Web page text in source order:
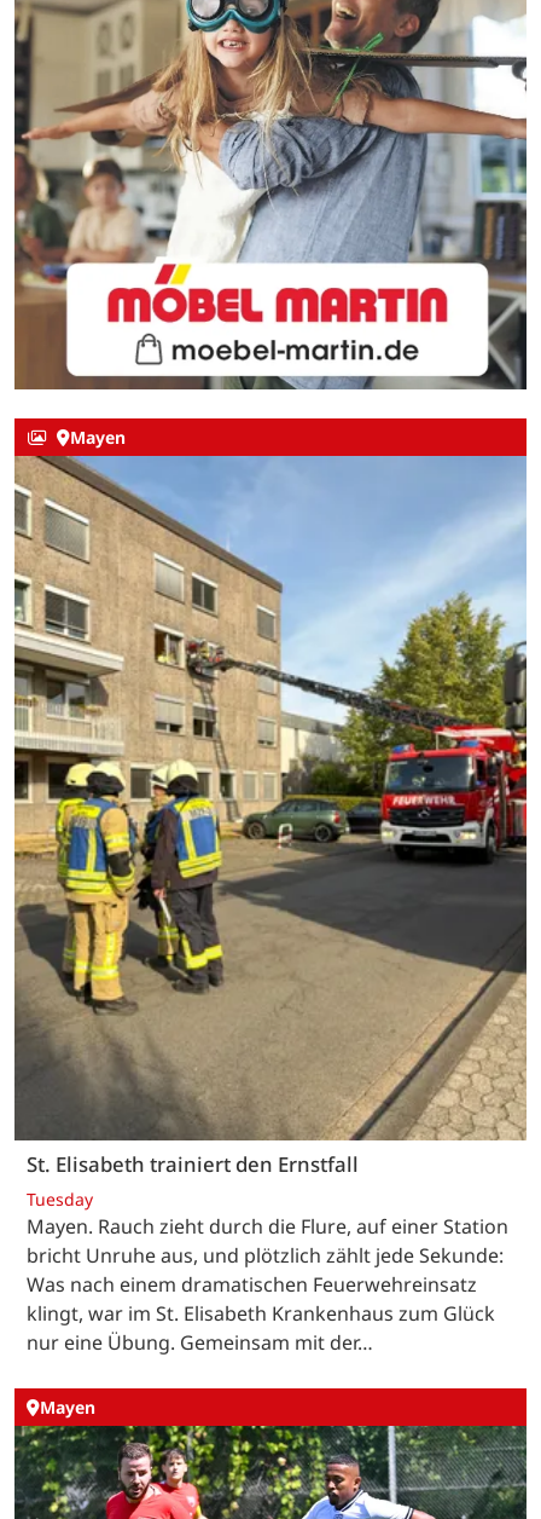
Mayen
St. Elisabeth trainiert den Ernstfall
Tuesday
Mayen. Rauch zieht durch die Flure, auf einer Station
bricht Unruhe aus, und plötzlich zählt jede Sekunde:
Was nach einem dramatischen Feuerwehreinsatz
klingt, war im St. Elisabeth Krankenhaus zum Glück
nur eine Übung. Gemeinsam mit der…
Mayen